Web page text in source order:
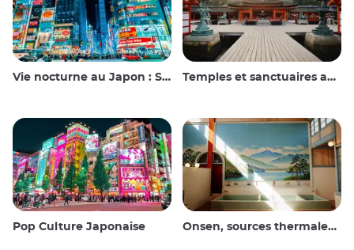
Vie nocturne au Japon : Sortir, voir et boire Temples et sanctuaires au Japon
Pop Culture Japonaise Onsen, sources thermales et bains publics